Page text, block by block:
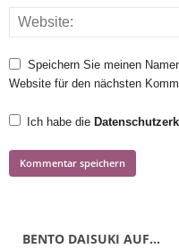
Speichern Sie meinen
Website für den nächsten
Ich habe die
BENTO DAISUKI AUF…